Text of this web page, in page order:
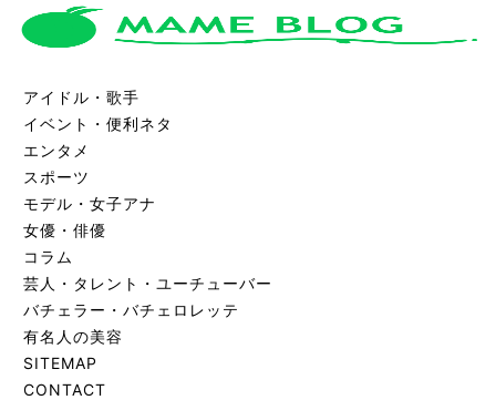
アイドル・歌手
イベント・便利ネタ
エンタメ
スポーツ
モデル・女子アナ
女優・俳優
コラム
芸人・タレント・ユーチューバー
バチェラー・バチェロレッテ
有名人の美容
SITEMAP
CONTACT